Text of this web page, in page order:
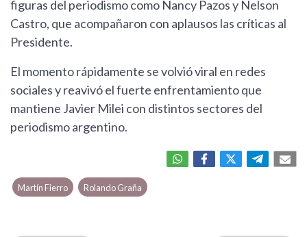
figuras del periodismo como Nancy Pazos y Nelson
Castro, que acompañaron con aplausos las críticas al
Presidente.
El momento rápidamente se volvió viral en redes
sociales y reavivó el fuerte enfrentamiento que
mantiene Javier Milei con distintos sectores del
periodismo argentino.
Martín Fierro Rolando Graña